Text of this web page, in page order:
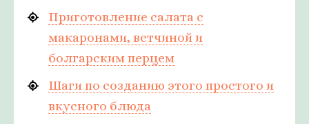
Приготовление салата с
макаронами, ветчиной и
болгарским перцем
Шаги по созданию этого простого и
вкусного блюда